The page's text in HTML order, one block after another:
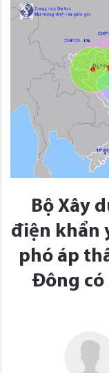
Bộ Xây
điện khẩn
phó áp
Đông có